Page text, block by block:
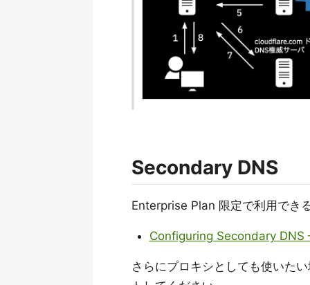
Secondary DNS
Enterprise Plan 限定で利用でき
Configuring Secondary
さらにプロキシとしても使いた